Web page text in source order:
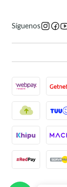
Síguenos